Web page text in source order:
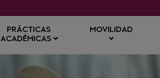
PRÁCTICAS
ACADÉMICAS
MOVILIDAD